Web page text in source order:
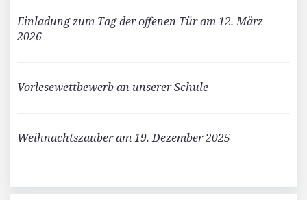
Einladung zum Tag der offenen Tür am 12. März
2026
Vorlesewettbewerb an unserer Schule
Weihnachtszauber am 19. Dezember 2025